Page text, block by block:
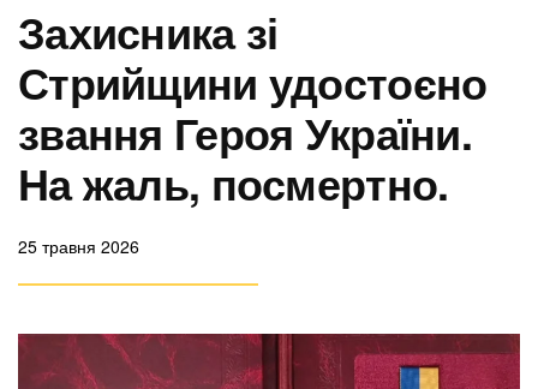
Захисника зі
Стрийщини удостоєно
звання Героя України.
На жаль, посмертно.
25 травня 2026